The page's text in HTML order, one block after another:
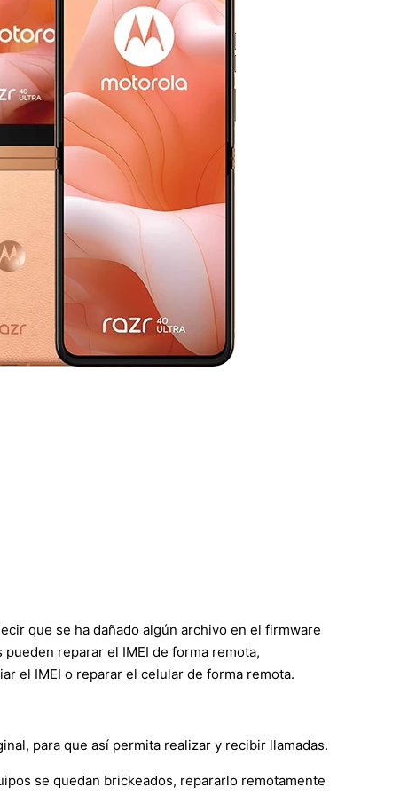
que se ha dañado algún archivo en el firmware
reparar el IMEI de forma remota,
el IMEI o reparar el celular de forma remota.
para que así permita realizar y recibir llamadas.
se quedan brickeados, repararlo remotamente